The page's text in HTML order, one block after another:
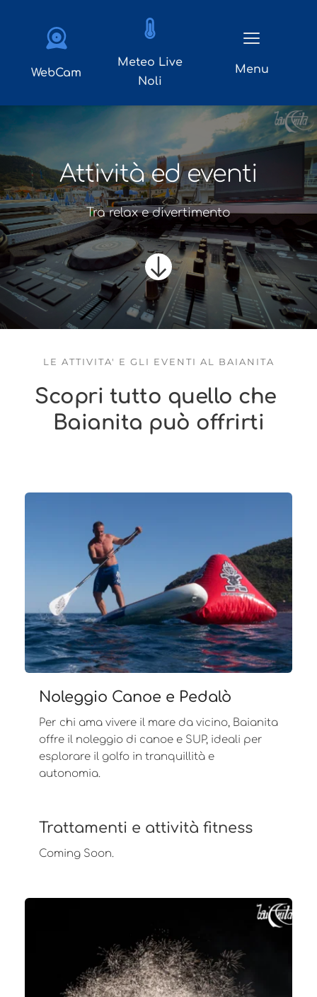
WebCam
Meteo Live
Noli
Menu
Attività ed eventi
Tra relax e divertimento
LE ATTIVITA' E GLI EVENTI AL BAIANITA
Scopri tutto quello che
Baianita può offrirti
Noleggio Canoe e Pedalò
Per chi ama vivere il mare da vicino, Baianita
offre il noleggio di canoe e SUP, ideali per
esplorare il golfo in tranquillità e
autonomia.
Trattamenti e attività fitness
Coming Soon.